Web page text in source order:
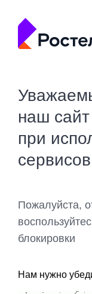
наш
при
сервисов
Пожалуйста,
блокировки
Нам нужно